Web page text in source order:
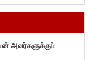
அவர்களுக்குப்